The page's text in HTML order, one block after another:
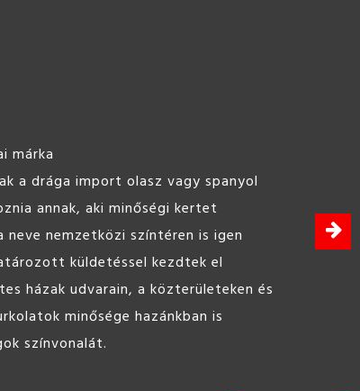
márka
a drága import olasz vagy spanyol
annak, aki minőségi kertet
neve nemzetközi színtéren is igen
küldetéssel kezdtek el
házak udvarain, a közterületeken és
minősége hazánkban is
színvonalát.